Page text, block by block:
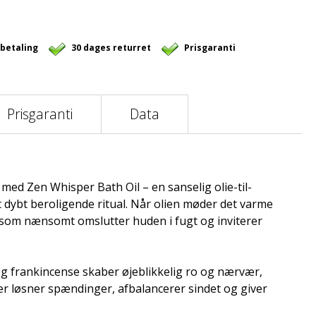
30 dages returret Prisgaranti
Prisgaranti Data
Zen Whisper Bath Oil – en sanselig olie-til-
beroligende ritual. Når olien møder det varme
nænsomt omslutter huden i fugt og inviterer
frankincense skaber øjeblikkelig ro og nærvær,
løsner spændinger, afbalancerer sindet og giver